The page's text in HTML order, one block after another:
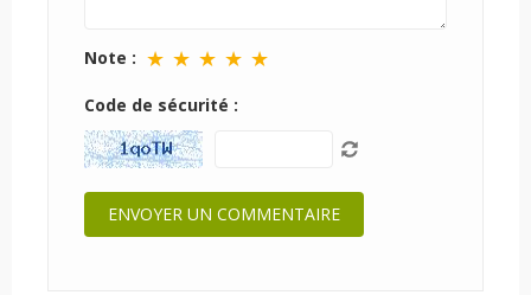
Note : ★ ★ ★ ★ ★
Code de sécurité :